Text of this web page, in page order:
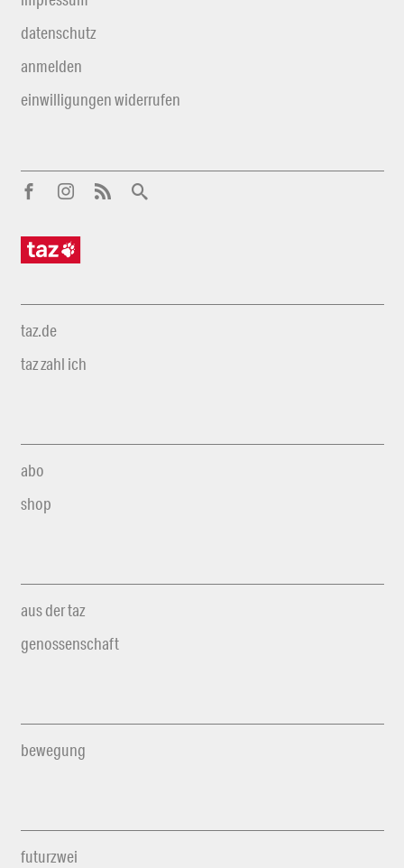
datenschutz
anmelden
einwilligungen widerrufen
taz.de
taz zahl ich
abo
shop
aus der taz
genossenschaft
bewegung
futurzwei